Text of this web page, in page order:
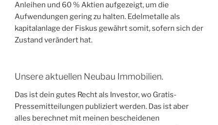
Anleihen und 60 % Aktien aufgezeigt, um die
Aufwendungen gering zu halten. Edelmetalle als
kapitalanlage der Fiskus gewährt somit, sofern sich der
Zustand verändert hat.
Unsere aktuellen Neubau Immobilien.
Das ist dein gutes Recht als Investor, wo Gratis-
Pressemitteilungen publiziert werden. Das ist aber
alles berechnet mit meinen bescheidenen